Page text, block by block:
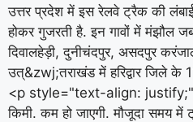
उत्तर प्रदेश में इस रेलवे ट्रैक की
होकर गुजरती है. इन गावों में मंझौल
दिवालहेड़ी, दुनीचंदपुर, असदपुर
उत्&zwj;तराखंड में हरिद्वार जिले के
<p style="text-align:
किमी. कम हो जाएगी. मौजूदा समय